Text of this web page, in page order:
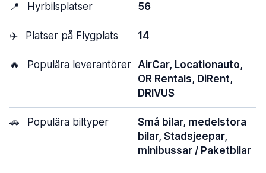
📍 Hyrbilsplatser 56
✈️ Platser på Flygplats 14
🔥 Populära leverantörer AirCar, Locationauto,
OR Rentals, DiRent,
DRIVUS
🚗 Populära biltyper
Små bilar, medelstora
bilar, Stadsjeepar,
minibussar / Paketbilar